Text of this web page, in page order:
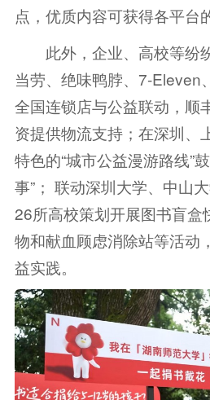
点，优质内容可获得各平台
此外，企业、高校等纷
当劳、绝味鸭脖、7-Eleven
全国连锁店与公益联动，顺
资提供物流支持；在深圳、
特色的“城市公益漫游路线”
事”； 联动深圳大学、中山
26所高校策划开展图书盲盒
物和献血顾虑消除站等活动
益实践。